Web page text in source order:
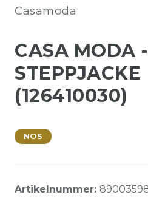
Casamoda
CASA MODA
STEPPJACKE
(126410030)
NOS
Artikelnummer: